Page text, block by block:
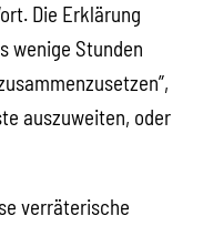
Die Erklärung
wenige Stunden
auszuweiten, oder
verräterische